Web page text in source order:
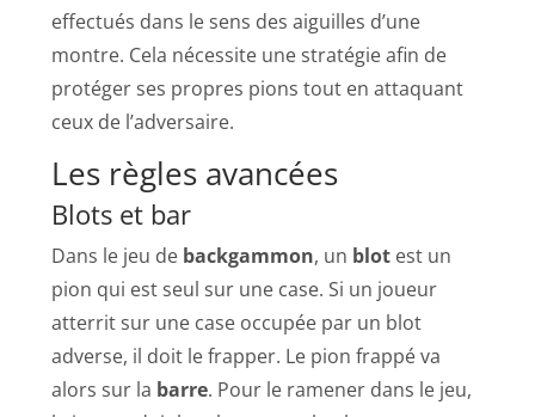
effectués dans le sens des aiguilles d’une
montre. Cela nécessite une stratégie afin de
protéger ses propres pions tout en attaquant
ceux de l’adversaire.
Les règles avancées
Blots et bar
Dans le jeu de backgammon, un blot est un
pion qui est seul sur une case. Si un joueur
atterrit sur une case occupée par un blot
adverse, il doit le frapper. Le pion frappé va
alors sur la barre. Pour le ramener dans le jeu,